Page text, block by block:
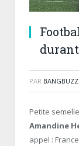
PAR BANGBUZZ
Petite
Amandine
appel :